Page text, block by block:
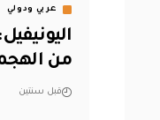
عربي ودولي
من
قبل سنتين